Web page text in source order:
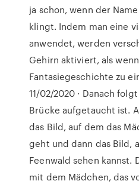
ja schon, wenn der
klingt. Indem man eine
anwendet, werden
Gehirn aktiviert, als
Fantasiegeschichte zu
11/02/2020 · Danach
Brücke aufgetaucht ist.
das Bild, auf dem das
geht und dann das Bild,
Feenwald sehen kannst.
mit dem Mädchen, das